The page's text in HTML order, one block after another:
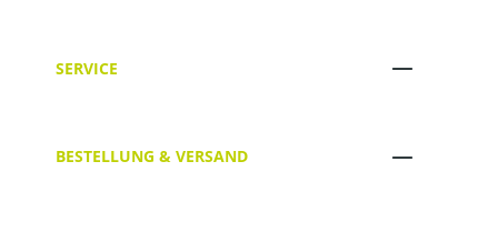
SERVICE
BESTELLUNG & VERSAND